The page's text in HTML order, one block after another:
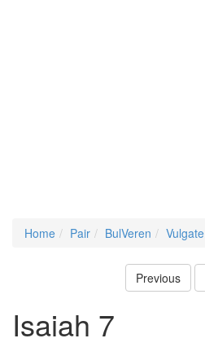
Home Pair BulVeren Vulgate
Previous
Isaiah 7